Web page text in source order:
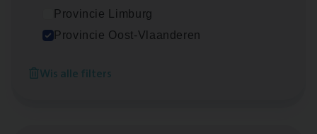
Provincie Limburg
Provincie Oost-Vlaanderen
Wis alle filters
Cor­po­ra­te Insu­ran­ce Bro­ker Property
Antwerpen